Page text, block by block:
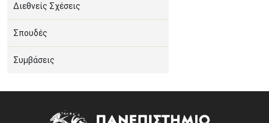
Διεθνείς Σχέσεις
Σπουδές
Συμβάσεις